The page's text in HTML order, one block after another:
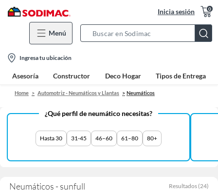
Inicia sesión 0
Menú
Bar
location-
icon
Ingresa tu ubicación
Asesoría Constructor Deco Hogar Tipos de Entrega
Home Automotriz - Neumáticos y Llantas Neumáticos
¿Qué perfil de neumático necesitas?
Hasta 30 31-45 46–60 61–80 80+
Neumáticos - sunfull Resultados (24)